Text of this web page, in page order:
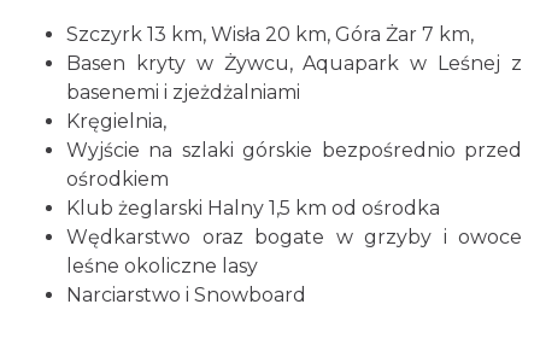
Szczyrk 13 km, Wisła 20 km, Góra Żar 7 km,
Basen kryty w Żywcu, Aquapark w Leśnej z
basenemi i zjeżdżalniami
Kręgielnia,
Wyjście na szlaki górskie bezpośrednio przed
ośrodkiem
Klub żeglarski Halny 1,5 km od ośrodka
Wędkarstwo oraz bogate w grzyby i owoce
leśne okoliczne lasy
Narciarstwo i Snowboard